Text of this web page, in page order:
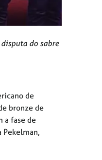
do sabre
de
bronze de
a fase de